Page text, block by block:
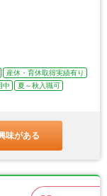
産休・育休取得実績有り
中
夏～秋入職可
味がある